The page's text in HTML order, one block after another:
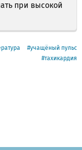
при высокой
учащёный пульс
тахикардия